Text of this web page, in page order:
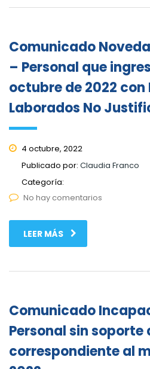
Comunicado
– Personal que
octubre de 2022 con
Laborados No
4 octubre, 2022
Publicado por: Claudia Franco
Categoría:
No hay comentarios
LEER MÁS
Comunicado
Personal sin
correspondiente al